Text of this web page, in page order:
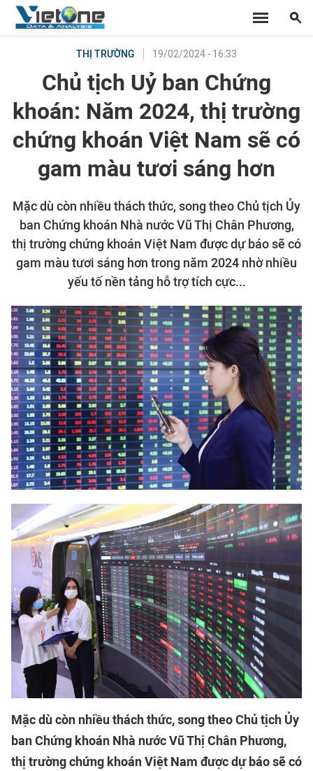
THỊ TRƯỜNG 19/02/2024 - 16:33
Chủ tịch Uỷ ban Chứng
khoán: Năm 2024, thị trường
chứng khoán Việt Nam sẽ có
gam màu tươi sáng hơn
Mặc dù còn nhiều thách thức, song theo Chủ tịch Ủy
ban Chứng khoán Nhà nước Vũ Thị Chân Phương,
thị trường chứng khoán Việt Nam được dự báo sẽ có
gam màu tươi sáng hơn trong năm 2024 nhờ nhiều
yếu tố nền tảng hỗ trợ tích cực...
Mặc dù còn nhiều thách thức, song theo Chủ tịch Ủy
ban Chứng khoán Nhà nước Vũ Thị Chân Phương,
thị trường chứng khoán Việt Nam được dự báo sẽ có